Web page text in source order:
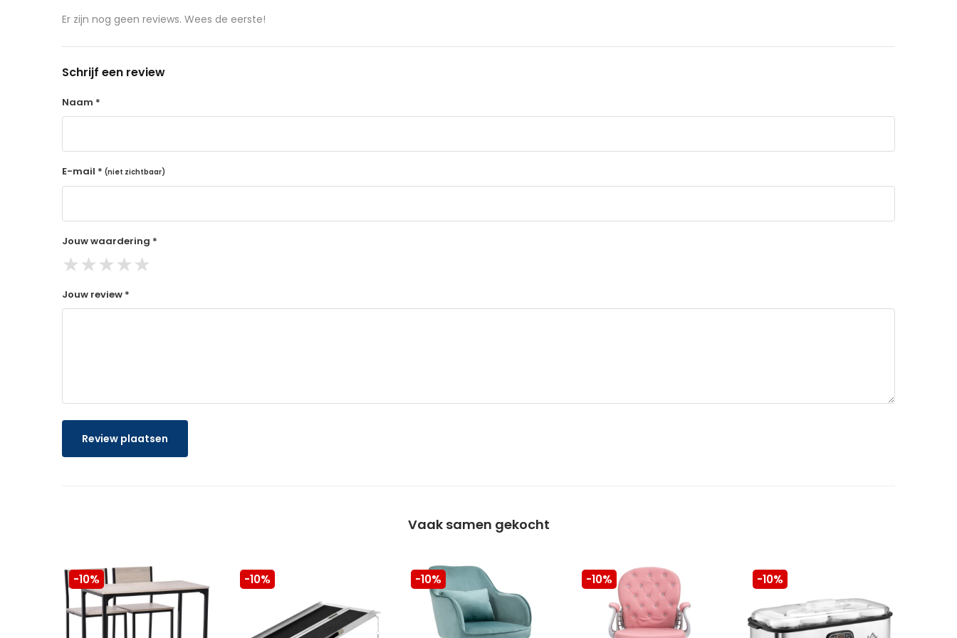
aangeschafte product terug naar de koper.
14 dagen retourtermijn
Binnen 14 dagen een terugbetaling na ontvangst van retour
De terugbetaling wordt gedaan via de betaalmethode waarmee de bestelling is gedaan
Er zijn nog geen reviews. Wees de eerste!
Schrijf een review
Naam *
E-mail * (niet zichtbaar)
Jouw waardering *
★★★★★
Jouw review *
Review plaatsen
Vaak samen gekocht
-10% -10% -10% -10% -10%